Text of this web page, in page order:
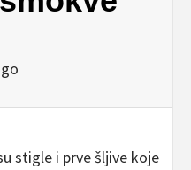
stigle i prve šljive koje